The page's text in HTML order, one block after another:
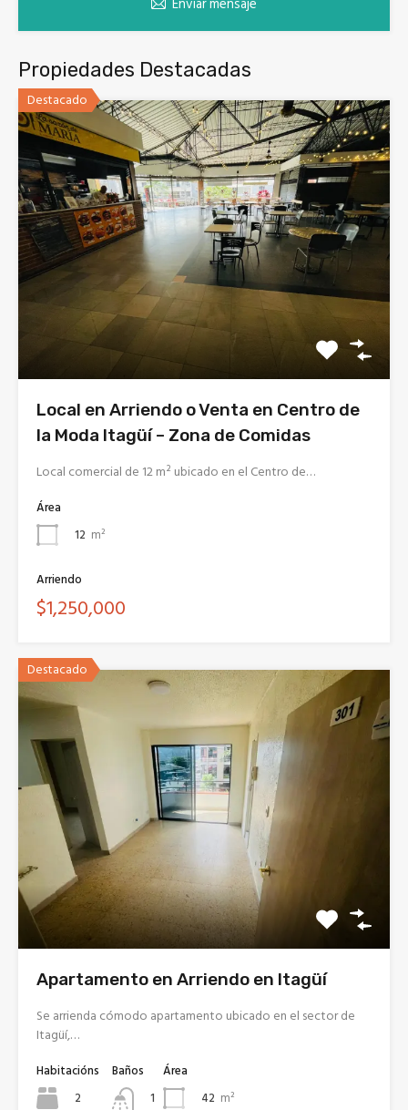
Propiedades Destacadas
Destacado
Local en Arriendo o Venta en Centro de
la Moda Itagüí – Zona de Comidas
Local comercial de 12 m² ubicado en el Centro de…
Área
12 m²
Arriendo
$1,250,000
Destacado
Apartamento en Arriendo en Itagüí
Se arrienda cómodo apartamento ubicado en el sector de
Itagüí,…
Habitacións
2
Baños
1
Área
42 m²